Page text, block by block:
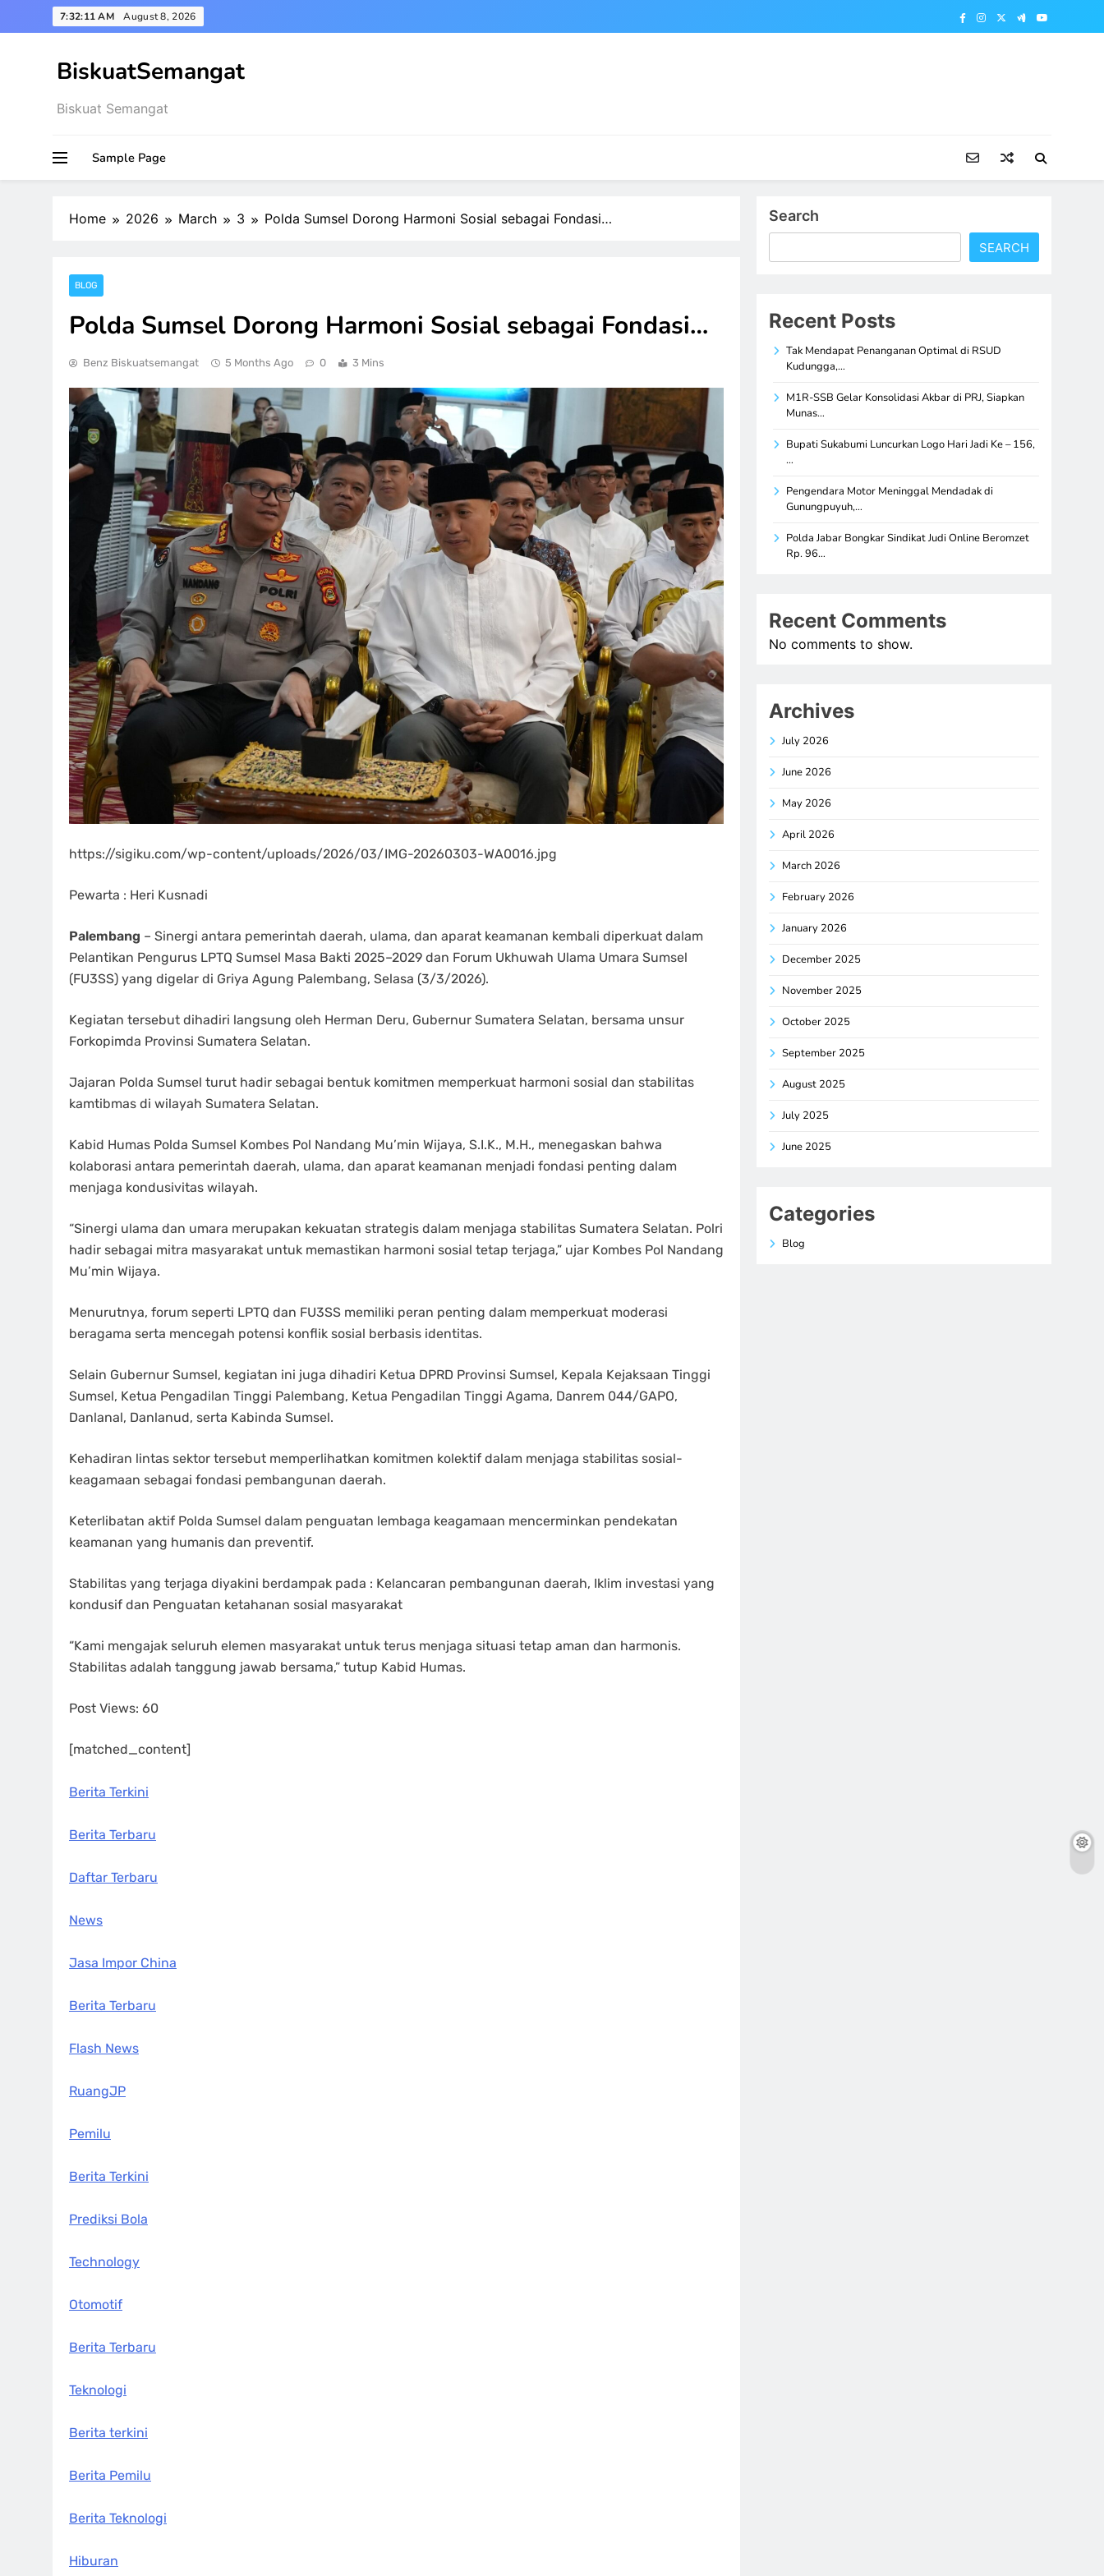
to
7:32:12 AM August 8, 2026
BiskuatSemangat
Biskuat Semangat
Sample Page
Home 2026 March 3 Polda Sumsel Dorong Harmoni Sosial sebagai Fondasi…
BLOG
Polda Sumsel Dorong Harmoni Sosial sebagai Fondasi…
Benz Biskuatsemangat 5 Months Ago 0 3 Mins
https://sigiku.com/wp-content/uploads/2026/03/IMG-20260303-WA0016.jpg
Pewarta : Heri Kusnadi
Palembang – Sinergi antara pemerintah daerah, ulama, dan aparat keamanan kembali diperkuat dalam
Pelantikan Pengurus LPTQ Sumsel Masa Bakti 2025–2029 dan Forum Ukhuwah Ulama Umara Sumsel
(FU3SS) yang digelar di Griya Agung Palembang, Selasa (3/3/2026).
Kegiatan tersebut dihadiri langsung oleh Herman Deru, Gubernur Sumatera Selatan, bersama unsur
Forkopimda Provinsi Sumatera Selatan.
Jajaran Polda Sumsel turut hadir sebagai bentuk komitmen memperkuat harmoni sosial dan stabilitas
kamtibmas di wilayah Sumatera Selatan.
Kabid Humas Polda Sumsel Kombes Pol Nandang Mu’min Wijaya, S.I.K., M.H., menegaskan bahwa
kolaborasi antara pemerintah daerah, ulama, dan aparat keamanan menjadi fondasi penting dalam
menjaga kondusivitas wilayah.
“Sinergi ulama dan umara merupakan kekuatan strategis dalam menjaga stabilitas Sumatera Selatan. Polri
hadir sebagai mitra masyarakat untuk memastikan harmoni sosial tetap terjaga,” ujar Kombes Pol Nandang
Mu’min Wijaya.
Menurutnya, forum seperti LPTQ dan FU3SS memiliki peran penting dalam memperkuat moderasi
beragama serta mencegah potensi konflik sosial berbasis identitas.
Selain Gubernur Sumsel, kegiatan ini juga dihadiri Ketua DPRD Provinsi Sumsel, Kepala Kejaksaan Tinggi
Sumsel, Ketua Pengadilan Tinggi Palembang, Ketua Pengadilan Tinggi Agama, Danrem 044/GAPO,
Danlanal, Danlanud, serta Kabinda Sumsel.
Kehadiran lintas sektor tersebut memperlihatkan komitmen kolektif dalam menjaga stabilitas sosial-
keagamaan sebagai fondasi pembangunan daerah.
Keterlibatan aktif Polda Sumsel dalam penguatan lembaga keagamaan mencerminkan pendekatan
keamanan yang humanis dan preventif.
Stabilitas yang terjaga diyakini berdampak pada : Kelancaran pembangunan daerah, Iklim investasi yang
kondusif dan Penguatan ketahanan sosial masyarakat
“Kami mengajak seluruh elemen masyarakat untuk terus menjaga situasi tetap aman dan harmonis.
Stabilitas adalah tanggung jawab bersama,” tutup Kabid Humas.
Post Views: 60
[matched_content]
Berita Terkini
Berita Terbaru
Daftar Terbaru
News
Jasa Impor China
Berita Terbaru
Flash News
RuangJP
Pemilu
Berita Terkini
Prediksi Bola
Technology
Otomotif
Berita Terbaru
Teknologi
Berita terkini
Berita Pemilu
Berita Teknologi
Hiburan
Search
SEARCH
Recent Posts
Tak Mendapat Penanganan Optimal di RSUD
Kudungga,…
M1R-SSB Gelar Konsolidasi Akbar di PRJ, Siapkan
Munas…
Bupati Sukabumi Luncurkan Logo Hari Jadi Ke – 156,
…
Pengendara Motor Meninggal Mendadak di
Gunungpuyuh,…
Polda Jabar Bongkar Sindikat Judi Online Beromzet
Rp. 96…
Recent Comments
No comments to show.
Archives
July 2026
June 2026
May 2026
April 2026
March 2026
February 2026
January 2026
December 2025
November 2025
October 2025
September 2025
August 2025
July 2025
June 2025
Categories
Blog